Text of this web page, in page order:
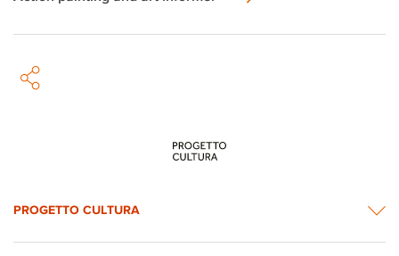
PROGETTO CULTURA